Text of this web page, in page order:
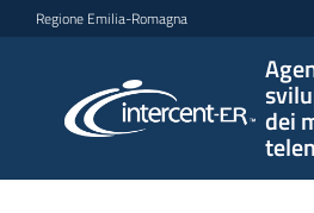
Vai al contenuto
Vai alla navigazione
Vai al footer
Regione Emilia-Romagna
dei
per lo
sviluppo